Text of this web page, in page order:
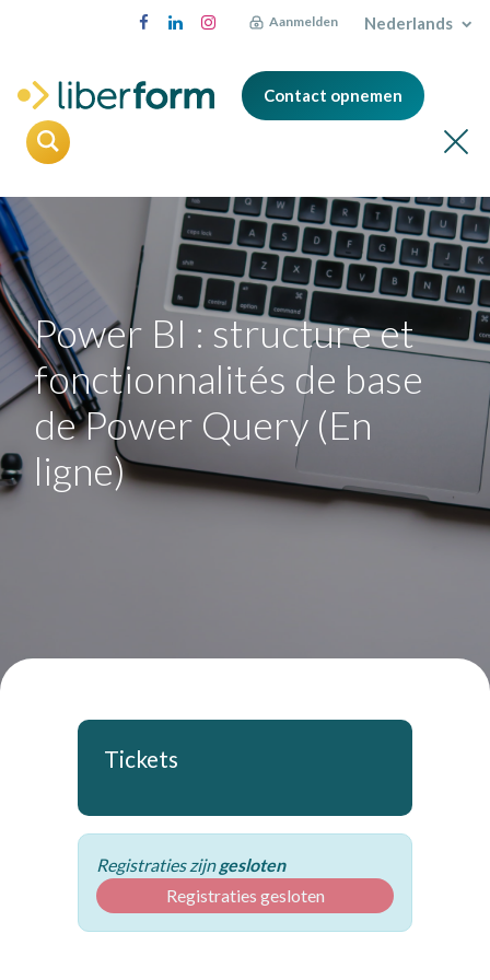
Aanmelden Nederlands
Contact opnemen
Power BI : structure et
fonctionnalités de base
de Power Query (En
ligne)
Tickets
Registraties zijngesloten
Registraties gesloten